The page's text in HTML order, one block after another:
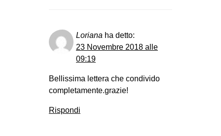
Loriana ha detto:
23 Novembre 2018 alle
09:19
Bellissima lettera che condivido
completamente.grazie!
Rispondi